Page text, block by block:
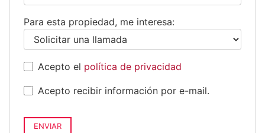
Para esta propiedad, me interesa:
Acepto el política de privacidad
Acepto recibir información por e-mail.
ENVIAR